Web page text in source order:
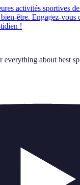
activités sportives
être. Engagez-vous
!
everything about best